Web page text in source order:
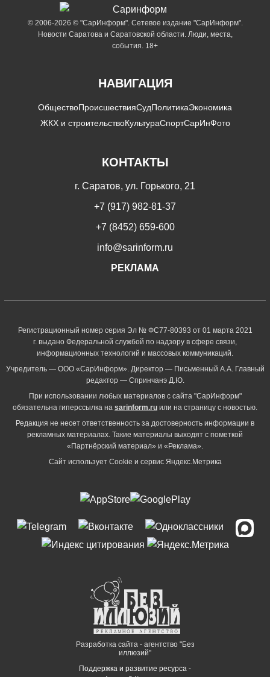
© 2006-2026 © "СарИнформ". Сетевое издание "СарИнформ".
Новости Саратова и Саратовской области. Люди, места,
события. 18+
НАВИГАЦИЯ
ОбществоПроисшествияСудПолитикаЭкономика
ЖКХ и строительствоКультураСпортСарИнФото
КОНТАКТЫ
г. Саратов, ул. Горького, 21
+7 (917) 982-81-37
+7 (8452) 659-600
info@sarinform.ru
РЕКЛАМА
Регистрационный номер серия Эл № ФС77-80393 от 01 марта 2021
г. выдано Федеральной службой по надзору в сфере связи,
информационных технологий и массовых коммуникаций.
Учредитель — ООО «СарИнформ». Директор — Письменный А.А. Главный
редактор — Спринчанэ Д.Ю.
При использовании любых материалов с сайта "СарИнформ"
обязательна гиперссылка на sarinform.ru или на страницу с новостью.
Редакция не несет ответственность за достоверность информации в
рекламных материалах. Такие материалы выходят с пометкой
«Партнёрский материал» и «Реклама».
Сайт использует Cookie и сервиc Яндекс.Метрика
Разработка сайта - агентство "Без
иллюзий"
Поддержка и развитие ресурса -